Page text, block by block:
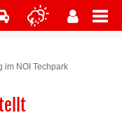
im NOI Techpark